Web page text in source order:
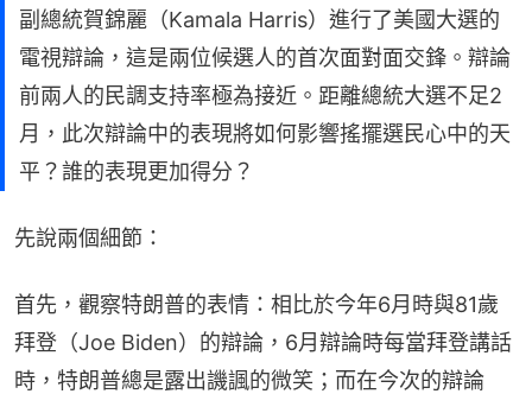
副總統賀錦麗（Kamala Harris）進行了美國大選的
電視辯論，這是兩位候選人的首次面對面交鋒。辯論
前兩人的民調支持率極為接近。距離總統大選不足2
月，此次辯論中的表現將如何影響搖擺選民心中的天
平？誰的表現更加得分？
先說兩個細節：
首先，觀察特朗普的表情：相比於今年6月時與81歲
拜登（Joe Biden）的辯論，6月辯論時每當拜登講話
時，特朗普總是露出譏諷的微笑；而在今次的辯論